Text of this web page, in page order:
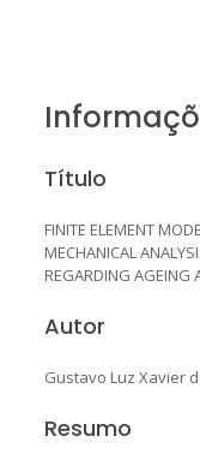
Título
FINITE ELEMENT
MECHANICAL
REGARDING AGEING
Autor
Gustavo Luz Xavier
Resumo